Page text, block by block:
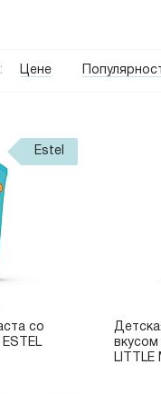
Цене
Estel
со
вкусом
LITTLE